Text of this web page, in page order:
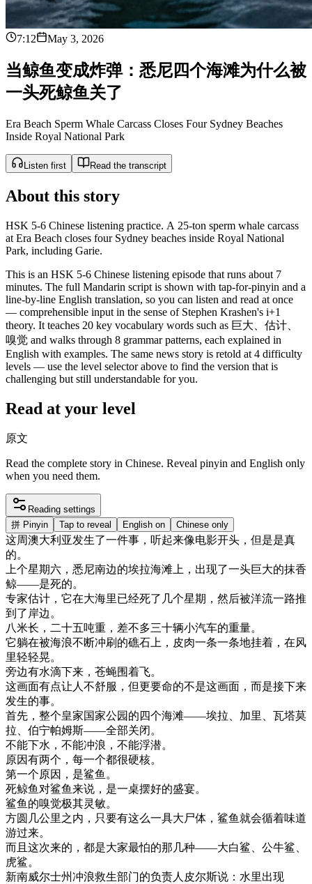
7:12 May 3, 2026
当鲸鱼变成炸弹： 悉尼四个海滩为什么被
一头死鲸鱼关了
Era Beach Sperm Whale Carcass Closes Four Sydney Beaches
Inside Royal National Park
Listen first Read the transcript
About this story
HSK 5-6 Chinese listening practice. A 25-ton sperm whale carcass
at Era Beach closes four Sydney beaches inside Royal National
Park, including Garie.
This is an HSK 5-6 Chinese listening episode that runs about 7
minutes. The full Mandarin script is shown with tap-for-pinyin and a
line-by-line English translation, so you can listen and read at once
— comprehensible input in the sense of Stephen Krashen's i+1
theory. It teaches 20 key vocabulary words such as 巨大、估计、
嗅觉 and walks through 8 grammar patterns, each explained in
English with examples. The same news story is retold at 4 difficulty
levels — use the level selector above to find the version that is
challenging but still understandable for you.
Read at your level
原文
Read the complete story in Chinese. Reveal pinyin and English only
when you need them.
Reading settings
拼 Pinyin Tap to reveal English on Chinese only
这周澳大利亚发生了一件事 ， 听起来像电影开头 ， 但是是真
的。
上个星期六 ， 悉尼南边的埃拉海滩上 ， 出现了一头巨大的抹香
鲸——是死的。
专家估计 ， 它在大海里已经死了 几个星期 ， 然后被洋流一路推
到了 岸边。
八米长 ， 二十五吨重 ， 差不多三十辆小汽车的重量。
它躺在被海浪不断冲刷 的礁石上 ， 皮肉一条一条地挂着 ， 在风
里轻轻晃。
旁边有水滴下来 ， 苍蝇围着飞。
这画面有点让人不舒服 ， 但更要命的不是这画面 ， 而是接下来
发生的事。
首先 ， 整个皇家国家公园 的 四个海滩——埃拉、 加里 、 瓦塔莫
拉、 伯宁帕姆斯——全部关闭。
不能下水 ， 不能冲浪 ， 不能浮潜。
原因有两个 ， 每一个都很硬核。
第一个原因 ， 是鲨鱼 。
死鲸鱼对鲨鱼来说 ， 是一桌摆好的盛宴。
鲨鱼 的嗅觉极其灵敏。
方圆 几公里之内 ， 只要有这么一具大尸体 ， 鲨鱼就会循着味道
游过来。
而且 这次来的 ， 都是大家最怕的那几种——大白鲨、 公牛鲨、
虎鲨。
新南威尔士州冲浪救生部门的负责人皮尔斯说 ： 水里出现